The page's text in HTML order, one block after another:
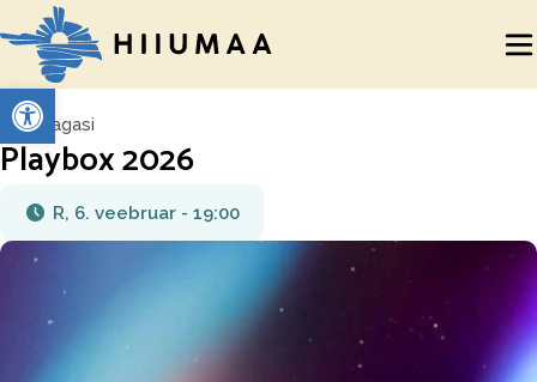
Open toolbar
Tagasi
Playbox 2026
R, 6. veebruar - 19:00